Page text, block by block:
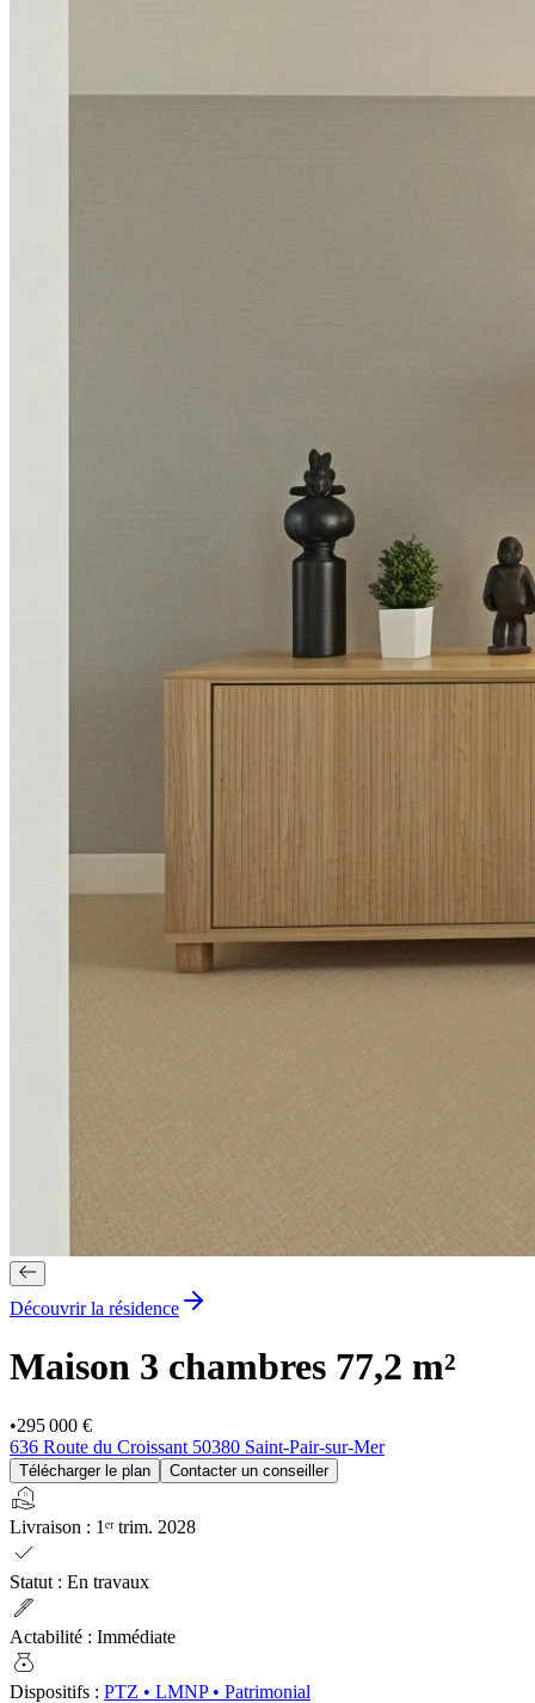
Découvrir la résidence
Maison 3 chambres 77,2 m²
•295 000 €
636 Route du Croissant 50380 Saint-Pair-sur-Mer
Télécharger le plan Contacter un conseiller
real_estate_agent
Livraison : 1ᵉʳ trim. 2028
check
Statut : En travaux
ink_pen
Actabilité : Immédiate
money_bag
Dispositifs : PTZ • LMNP• Patrimonial